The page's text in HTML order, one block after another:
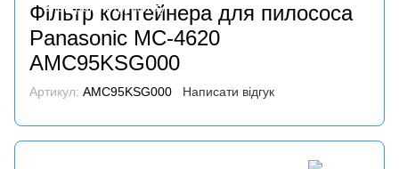
Фільтр контейнера для пилососа
Panasonic MC-4620
AMC95KSG000
Артикул: AMC95KSG000 Написати відгук